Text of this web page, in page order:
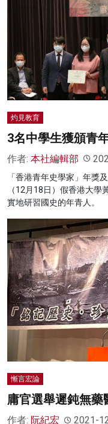
灼見教育
3名中學生獲頒青
作者: 本社編輯部
「香港青年史學家」年獎
（12月18日）假香港大
實地研習國史的年青人。
慚言宏論
庸官選舉遲鈍無藥
作者: 阮紀宏 2021-